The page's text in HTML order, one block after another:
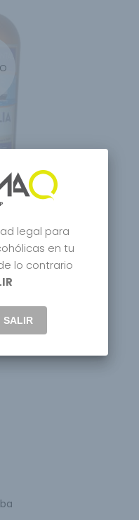
6 Years
legal para
en tu
lo contrario
SALIR